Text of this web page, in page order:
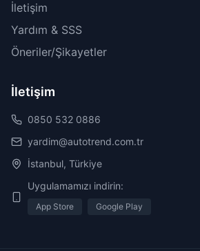
İletişim
Yardım & SSS
Öneriler/Şikayetler
İletişim
0850 532 0886
yardim@autotrend.com.tr
İstanbul, Türkiye
Uygulamamızı indirin:
App Store Google Play